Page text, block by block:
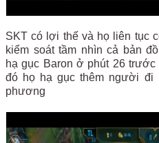
SKT có lợi thế và họ liên tục
kiểm soát tầm nhìn cả bản
hạ gục Baron ở phút 26
đó họ hạ gục thêm người đi
phương